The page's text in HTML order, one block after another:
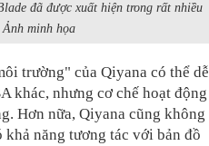
đã được xuất hiện trong rất nhiều
minh họa
trường" của Qiyana có thể dễ
khác, nhưng cơ chế hoạt động
Hơn nữa, Qiyana cũng không
năng tương tác với bản đồ